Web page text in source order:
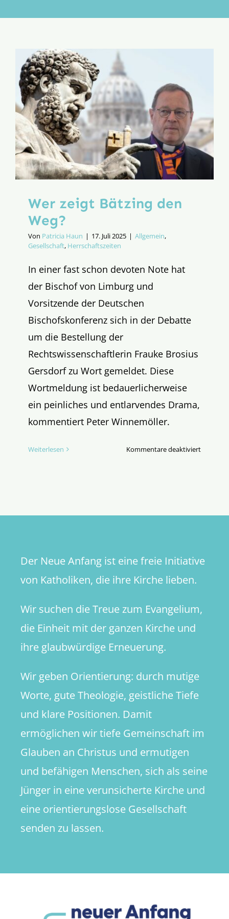
Aktion
Wer zeigt Bätzing den
Weg?
Von Patricia Haun | 17. Juli 2025 | Allgemein,
Gesellschaft, Herrschaftszeiten
In einer fast schon devoten Note hat
der Bischof von Limburg und
Vorsitzende der Deutschen
Bischofskonferenz sich in der Debatte
um die Bestellung der
Rechtswissenschaftlerin Frauke Brosius
Gersdorf zu Wort gemeldet. Diese
Wortmeldung ist bedauerlicherweise
ein peinliches und entlarvendes Drama,
kommentiert Peter Winnemöller.
Weiterlesen Kommentare deaktiviertfür
Der Neue Anfang ist eine freie Initiative
von Katholiken, die ihre Kirche lieben.
Wir suchen die Treue zum Evangelium,
die Einheit mit der ganzen Kirche und
ihre glaubwürdige Erneuerung.
Wir geben Orientierung: durch mutige
Worte, gute Theologie, geistliche Tiefe
und klare Positionen. Damit
ermöglichen wir tiefe Gemeinschaft im
Glauben an Christus und ermutigen
und befähigen Menschen, sich als seine
Jünger in eine verunsicherte Kirche und
eine orientierungslose Gesellschaft
senden zu lassen.